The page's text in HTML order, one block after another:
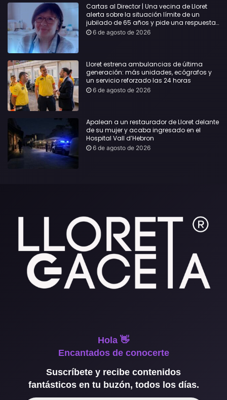
Cartas al Director | Una vecina de Lloret
alerta sobre la situación límite de un
jubilado de 65 años y pide una respuesta
urgente
6 de agosto de 2026
Lloret estrena ambulancias de última
generación: más unidades, ecógrafos y
un servicio reforzado las 24 horas
6 de agosto de 2026
Apalean a un restaurador de Lloret delante
de su mujer y acaba ingresado en el
Hospital Vall d’Hebron
6 de agosto de 2026
Hola 👋
Encantados de conocerte
Suscríbete y recibe contenidos
fantásticos en tu buzón, todos los días.